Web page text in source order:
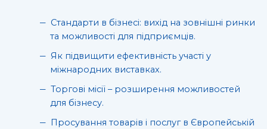
Стандарти в бізнесі: вихід на зовнішні ринки
та можливості для підприємців.
Як підвищити ефективність участі у
міжнародних виставках.
Торгові місії – розширення можливостей
для бізнесу.
Просування товарів і послуг в Європейській